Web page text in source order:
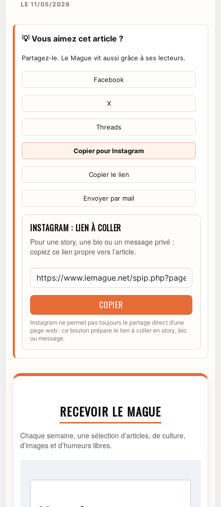
LE 11/05/2026
💡 Vous aimez cet article ?
Partagez-le. Le Mague vit aussi grâce à ses lecteurs.
Facebook
X
Threads
Copier pour Instagram
Copier le lien
Envoyer par mail
INSTAGRAM : LIEN À COLLER
Pour une story, une bio ou un message privé :
copiez ce lien propre vers l’article.
COPIER
Instagram ne permet pas toujours le partage direct d’une
page web : ce bouton prépare le lien à coller en story, bio
ou message.
RECEVOIR LE MAGUE
Chaque semaine, une sélection d’articles, de culture,
d’images et d’humeurs libres.